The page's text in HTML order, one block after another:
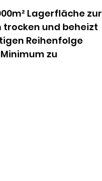
Lagerfläche zur
trocken und beheizt
Reihenfolge
zu